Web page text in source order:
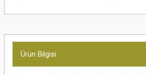
Ürün Bilgisi